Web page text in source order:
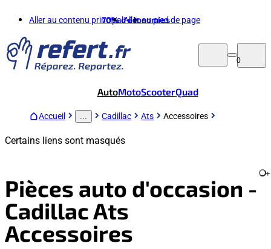
Aller au contenu principalAller au pied de page
70%d'économies
0
AutoMotoScooterQuad
Accueil Cadillac Ats Accessoires
Certains liens sont masqués
Pièces auto d'occasion -
Cadillac Ats
Accessoires
+